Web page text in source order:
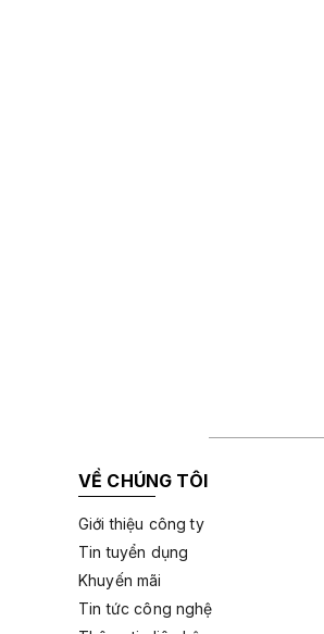
VỀ CHÚNG TÔI
Giới thiệu công ty
Tin tuyển dụng
Khuyến mãi
Tin tức công nghệ